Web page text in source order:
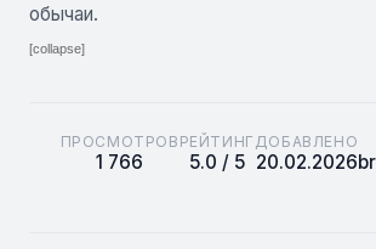
обычаи.
[collapse]
ПРОСМОТРОВ
1 766
РЕЙТИНГ
5.0 / 5
ДОБАВЛЕНО
20.02.2026